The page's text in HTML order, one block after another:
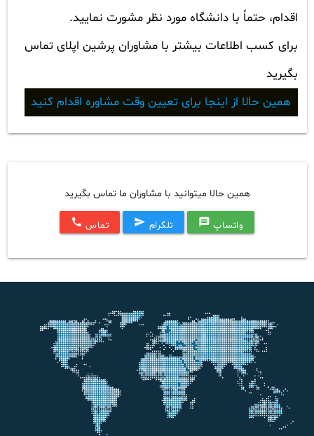
اقدام، حتماً با دانشگاه مورد نظر مشورت نمایید.
برای کسب اطلاعات بیشتر با مشاوران پرشین اپلای تماس
بگیرید
همین حالا از اینجا برای تعیین وقت مشاوره اقدام کنید
همین حالا میتوانید با مشاوران ما تماس بگیرید
واتساپ message تلگرام send تماس call